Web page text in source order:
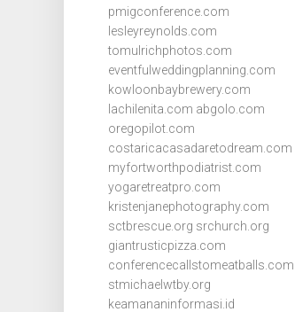
pmigconference.com
lesleyreynolds.com
tomulrichphotos.com
eventfulweddingplanning.com
kowloonbaybrewery.com
lachilenita.com abgolo.com
oregopilot.com
costaricacasadaretodream.com
myfortworthpodiatrist.com
yogaretreatpro.com
kristenjanephotography.com
sctbrescue.org srchurch.org
giantrusticpizza.com
conferencecallstomeatballs.com
stmichaelwtby.org
keamananinformasi.id